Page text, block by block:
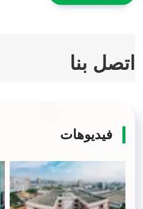
اتصل بنا
فيديوهات